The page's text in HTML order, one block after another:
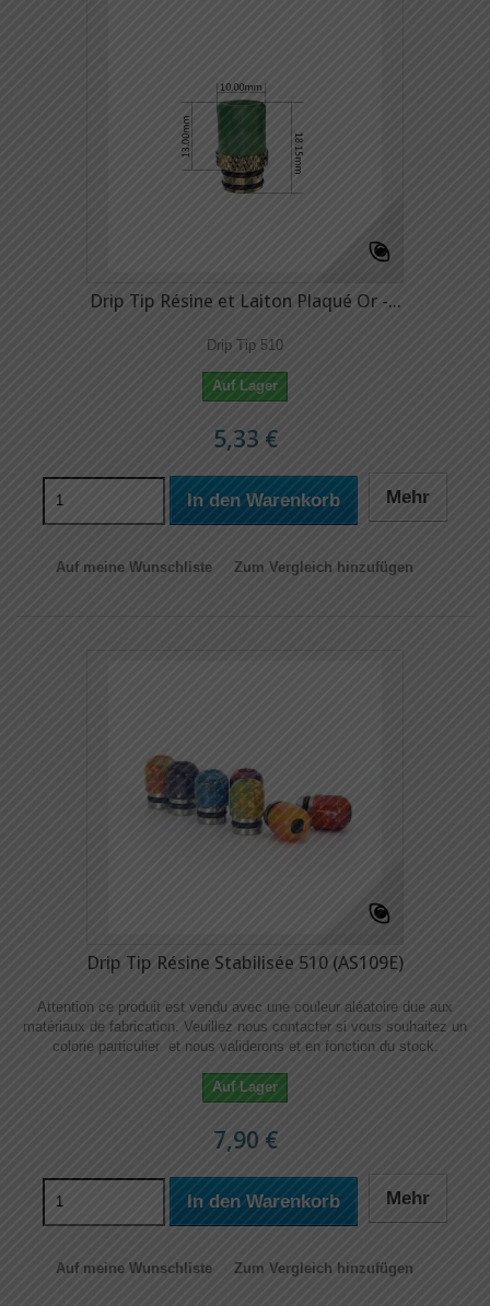
Drip Tip Résine et Laiton Plaqué Or -...
Drip Tip 510
Auf Lager
5,33 €
In den Warenkorb Mehr
Auf meine Wunschliste Zum Vergleich hinzufügen
Drip Tip Résine Stabilisée 510 (AS109E)
Attention ce produit est vendu avec une couleur aléatoire due aux
matériaux de fabrication. Veuillez nous contacter si vous souhaitez un
colorie particulier et nous validerons et en fonction du stock.
Auf Lager
7,90 €
In den Warenkorb Mehr
Auf meine Wunschliste Zum Vergleich hinzufügen